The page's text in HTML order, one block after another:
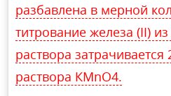
разбавлена в мерной
титрование железа (II)
раствора затрачивается
раствора КМnО4.